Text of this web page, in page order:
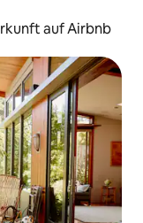
auf Airbnb